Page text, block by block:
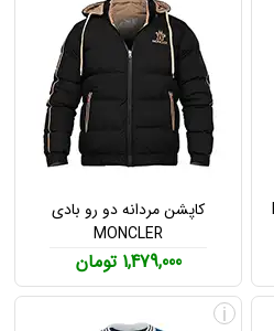
کاپشن مردانه دو رو بادی
MONCLER
1,479,000 تومان
i